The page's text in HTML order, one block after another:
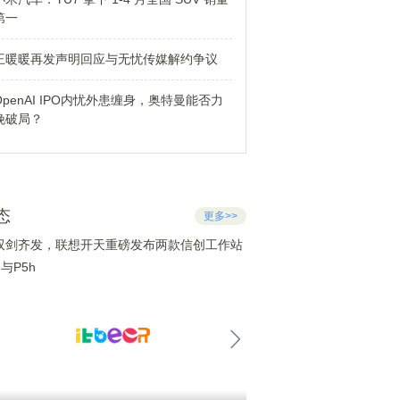
一
暖暖再发声明回应与无忧传媒解约争议
IPO内忧外患缠身，奥特曼能否力
破局？
更多>>